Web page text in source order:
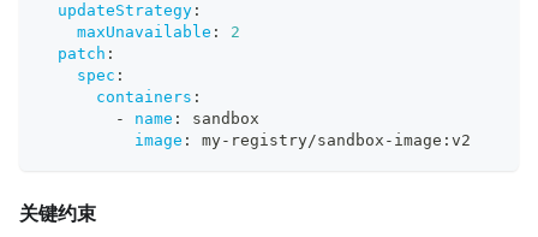
updateStrategy :
maxUnavailable :
2
patch :
spec :
containers :
-
name :
sandbox
image : my- registry/sandbox - image : v2
关键约束